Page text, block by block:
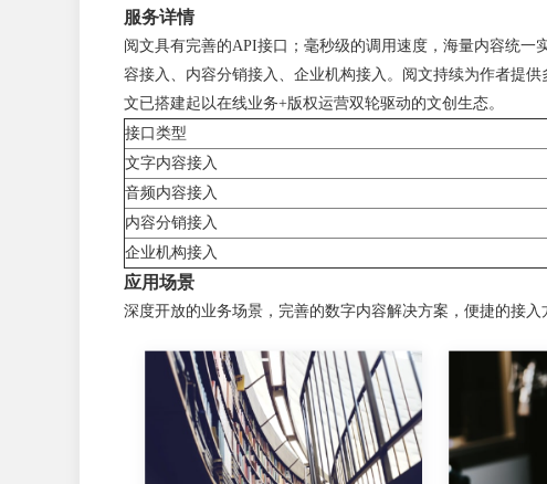
服务详情
阅文具有完善的API接口；毫秒级的调用速度，海量内容统
容接入、内容分销接入、企业机构接入。阅文持续为作者提
文已搭建起以在线业务+版权运营双轮驱动的文创生态。
接口类型
文字内容接入
音频内容接入
内容分销接入
企业机构接入
应用场景
深度开放的业务场景，完善的数字内容解决方案，便捷的接入